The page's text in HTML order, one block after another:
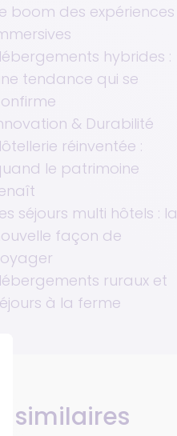
boom des expériences
hybrides :
tendance qui se
& Durabilité
réinventée :
le patrimoine
séjours multi hôtels : la
façon de
ruraux et
à la ferme
similaires